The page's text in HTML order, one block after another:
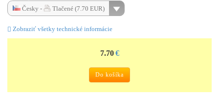
Česky -
Tlačené (7.70 EUR)
Zobraziť všetky technické informácie
7.70 €
Do košíka